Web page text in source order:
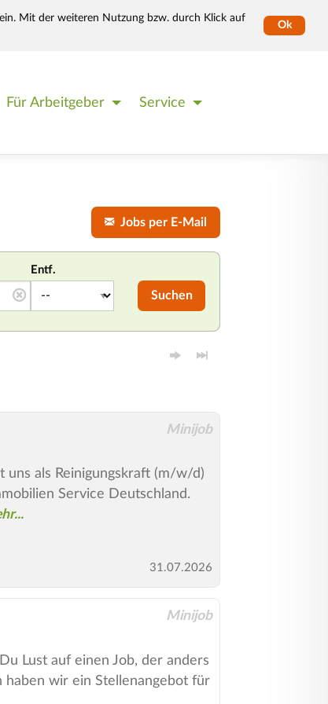
Mit der weiteren Nutzung bzw. durch Klick auf
Ok
Für Arbeitgeber Service
Jobs per E-Mail
Entf.
Suchen
Minijob
uns als Reinigungskraft (m/w/d)
Service Deutschland.
31.07.2026
Minijob
Lust auf einen Job, der anders
wir ein Stellenangebot für